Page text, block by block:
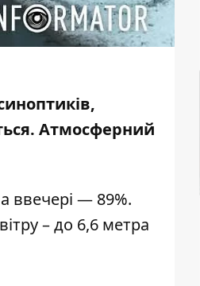
. Атмосферний
ввечері — 89%.
– до 6,6 метра